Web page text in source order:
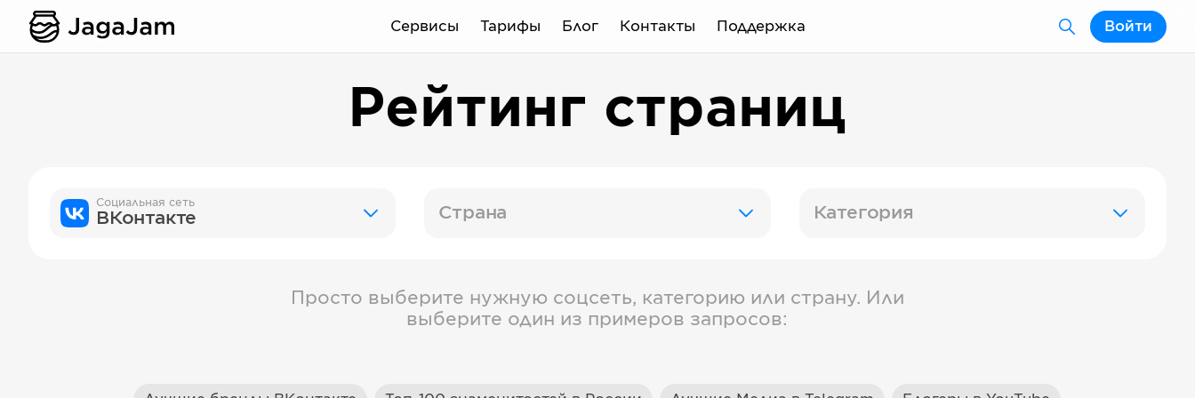
Сервисы Тарифы Блог Контакты Поддержка Войти
Рейтинг страниц
Социальная сеть
ВКонтакте Страна Категория
Просто выберите нужную соцсеть, категорию или страну. Или
выберите один из примеров запросов: